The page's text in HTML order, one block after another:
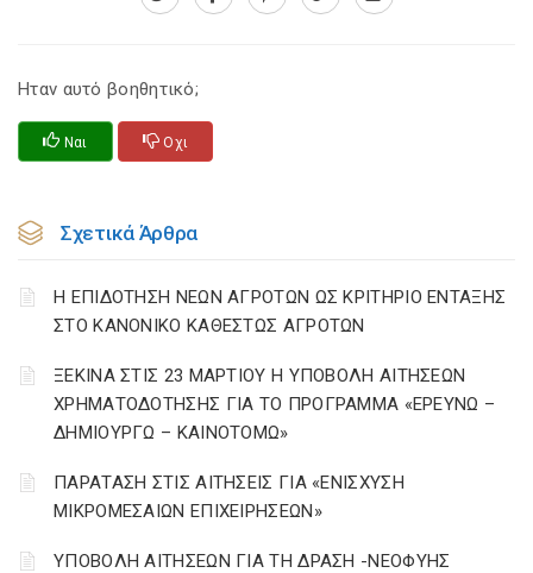
Ηταν αυτό βοηθητικό;
Ναι Οχι
Σχετικά Άρθρα
Η ΕΠΙΔΟΤΗΣΗ ΝΕΩΝ ΑΓΡΟΤΩΝ ΩΣ ΚΡΙΤΗΡΙΟ ΕΝΤΑΞΗΣ
ΣΤΟ ΚΑΝΟΝΙΚΟ ΚΑΘΕΣΤΩΣ ΑΓΡΟΤΩΝ
ΞΕΚΙΝΑ ΣΤΙΣ 23 ΜΑΡΤΙΟΥ Η ΥΠΟΒΟΛΗ ΑΙΤΗΣΕΩΝ
ΧΡΗΜΑΤΟΔΟΤΗΣΗΣ ΓΙΑ ΤΟ ΠΡΟΓΡΑΜΜΑ «ΕΡΕΥΝΩ –
ΔΗΜΙΟΥΡΓΩ – ΚΑΙΝΟΤΟΜΩ»
ΠΑΡΑΤΑΣΗ ΣΤΙΣ ΑΙΤΗΣΕΙΣ ΓΙΑ «ΕΝΙΣΧΥΣΗ
ΜΙΚΡΟΜΕΣΑΙΩΝ ΕΠΙΧΕΙΡΗΣΕΩΝ»
ΥΠΟΒΟΛΗ ΑΙΤΗΣΕΩΝ ΓΙΑ ΤΗ ΔΡΑΣΗ -ΝΕΟΦΥΗΣ